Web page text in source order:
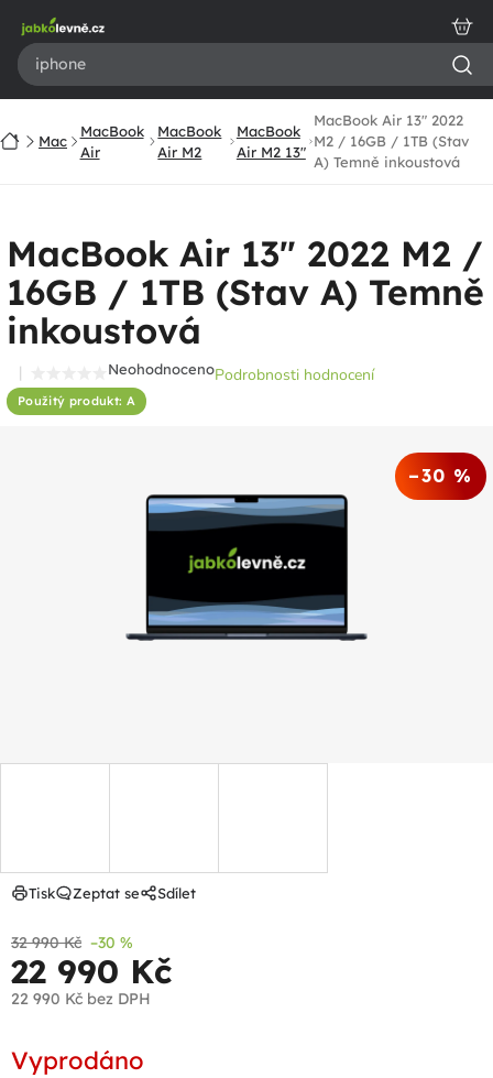
obsah
DomůMac
MacBook
Air
MacBook
Air M2
MacBook
Air M2 13"
MacBook Air 13" 2022
M2 / 16GB / 1TB (Stav
A) Temně inkoustová
MacBook Air 13" 2022 M2 /
16GB / 1TB (Stav A) Temně
inkoustová
Použitý produkt: A
Průměrné
hodnocení
NeohodnocenoPodrobnosti hodnocení
–30 %
32 990 Kč –30 %
22 990 Kč
22 990 Kč bez DPH
cena:
Vyprodáno
Tisk Zeptat se Sdílet